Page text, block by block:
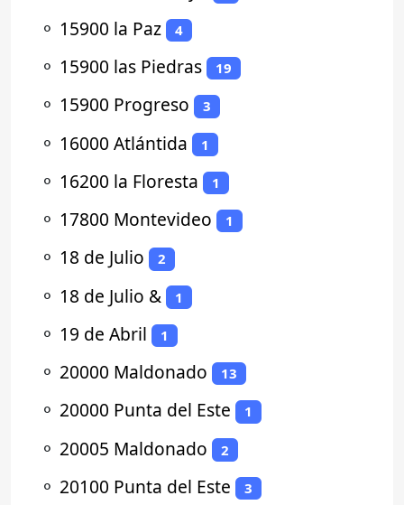
⚬ 15900 la Paz 4
⚬ 15900 las Piedras 19
⚬ 15900 Progreso 3
⚬ 16000 Atlántida 1
⚬ 16200 la Floresta 1
⚬ 17800 Montevideo 1
⚬ 18 de Julio 2
⚬ 18 de Julio & 1
⚬ 19 de Abril 1
⚬ 20000 Maldonado 13
⚬ 20000 Punta del Este 1
⚬ 20005 Maldonado 2
⚬ 20100 Punta del Este 3